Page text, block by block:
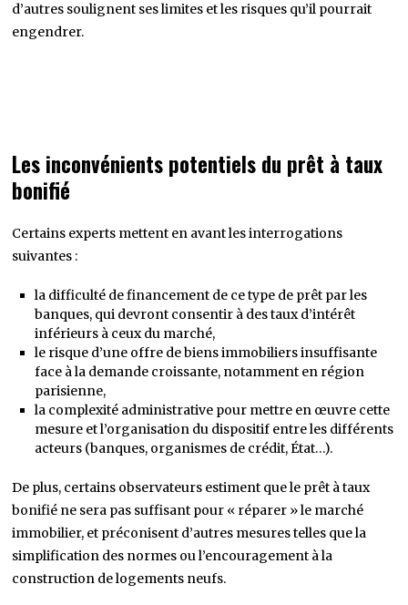
d’autres soulignent ses limites et les risques qu’il pourrait
engendrer.
Les inconvénients potentiels du prêt à taux
bonifié
Certains experts mettent en avant les interrogations
suivantes :
la difficulté de financement de ce type de prêt par les
banques, qui devront consentir à des taux d’intérêt
inférieurs à ceux du marché,
le risque d’une offre de biens immobiliers insuffisante
face à la demande croissante, notamment en région
parisienne,
la complexité administrative pour mettre en œuvre cette
mesure et l’organisation du dispositif entre les différents
acteurs (banques, organismes de crédit, État…).
De plus, certains observateurs estiment que le prêt à taux
bonifié ne sera pas suffisant pour « réparer » le marché
immobilier, et préconisent d’autres mesures telles que la
simplification des normes ou l’encouragement à la
construction de logements neufs.